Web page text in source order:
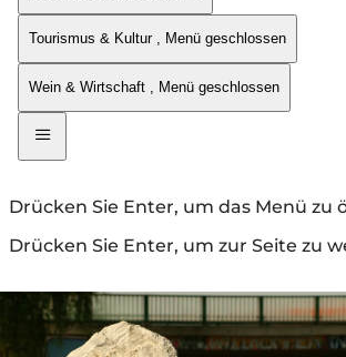
Tourismus & Kultur , Menü geschlossen
Wein & Wirtschaft , Menü geschlossen
Drücken Sie Enter, um das Menü zu
Drücken Sie Enter, um zur Seite zu